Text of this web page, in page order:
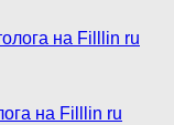
на Filllin ru